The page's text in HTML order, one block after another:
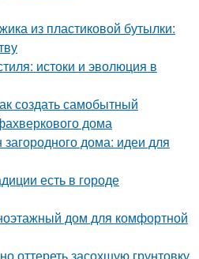
из пластиковой бутылки:
истоки и эволюция в
создать самобытный
дома
дома: идеи для
есть в городе
дом для комфортной